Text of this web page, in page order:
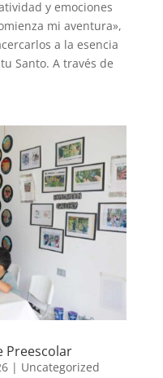
y emociones
mi aventura»,
a la esencia
Santo. A través de
Preescolar
| Uncategorized